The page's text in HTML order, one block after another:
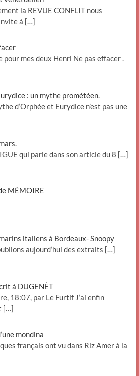
la REVUE CONFLIT nous
à […]
pour mes deux Henri Ne pas effacer .
: un mythe prométéen.
d’Orphée et Eurydice n’est pas une
qui parle dans son article du 8 […]
MÉMOIRE
italiens à Bordeaux- Snoopy
aujourd’hui des extraits […]
à DUGENÊT
18:07, par Le Furtif J’ai enfin
[…]
mondina
français ont vu dans Riz Amer à la